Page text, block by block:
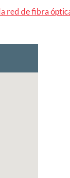
red de fibra